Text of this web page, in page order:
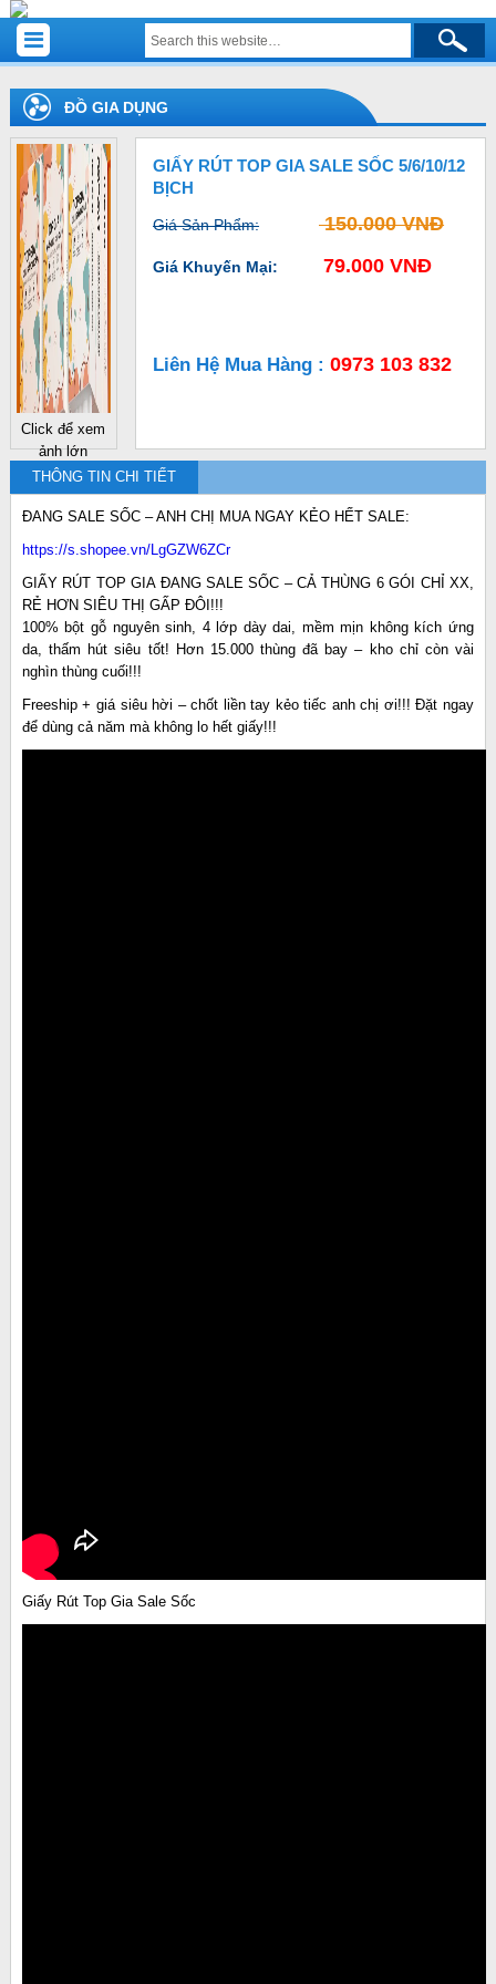
ĐỒ GIA DỤNG
Click để xem
ảnh lớn
GIẤY RÚT TOP GIA SALE SỐC 5/6/10/12
BỊCH
Giá Sản Phẩm: 150.000 VNĐ
Giá Khuyến Mại: 79.000 VNĐ
Liên Hệ Mua Hàng :0973 103 832
THÔNG TIN CHI TIẾT
ĐANG SALE SỐC – ANH CHỊ MUA NGAY KẺO HẾT SALE:
https://s.shopee.vn/LgGZW6ZCr
GIẤY RÚT TOP GIA ĐANG SALE SỐC – CẢ THÙNG 6 GÓI CHỈ XX,
RẺ HƠN SIÊU THỊ GẤP ĐÔI!!!
100% bột gỗ nguyên sinh, 4 lớp dày dai, mềm mịn không kích ứng
da, thấm hút siêu tốt! Hơn 15.000 thùng đã bay – kho chỉ còn vài
nghìn thùng cuối!!!
Freeship + giá siêu hời – chốt liền tay kẻo tiếc anh chị ơi!!! Đặt ngay
để dùng cả năm mà không lo hết giấy!!!
Giấy Rút Top Gia Sale Sốc